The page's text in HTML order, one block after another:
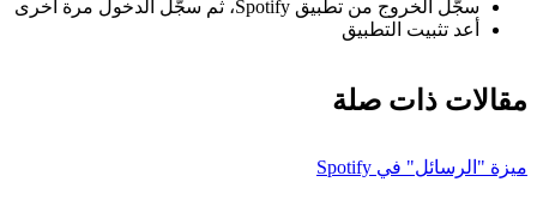
سجّل الخروج من تطبيق Spotify، ثم سجّل الدخول مرة أخرى
أعد تثبيت التطبيق
مقالات ذات صلة
ميزة "الرسائل" في Spotify